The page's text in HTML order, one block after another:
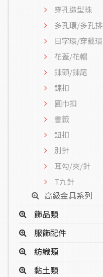
穿孔造型珠
多孔環/多孔排
日字環/穿戴環
花蓋/花帽
鍊頭/鍊尾
鍊扣
圓巾扣
書籤
鈕扣
別針
耳勾/夾/針
T九針
高級金具系列
飾品類
服飾配件
紡織類
黏土類